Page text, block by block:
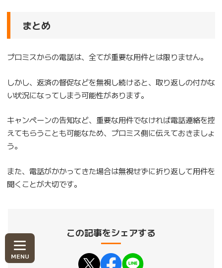
まとめ
プロミスからの電話は、全てが重要な用件とは限りません。
しかし、返済の督促などを無視し続けると、取り返しの付かな
い状況になってしまう可能性があります。
キャンペーンの告知など、重要な用件でなければ電話連絡を控
えてもらうことも可能なため、プロミス側に伝えておきましょ
う。
また、電話がかかってきた場合は無視せずに折り返して用件を
聞くことが大切です。
この記事をシェアする